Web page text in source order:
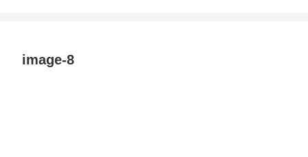
image-8